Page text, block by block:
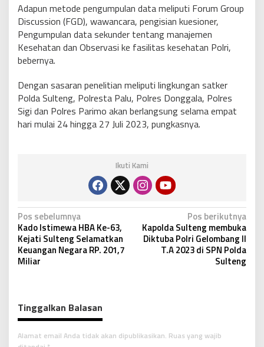
Adapun metode pengumpulan data meliputi Forum Group
Discussion (FGD), wawancara, pengisian kuesioner,
Pengumpulan data sekunder tentang manajemen
Kesehatan dan Observasi ke fasilitas kesehatan Polri,
bebernya.
Dengan sasaran penelitian meliputi lingkungan satker
Polda Sulteng, Polresta Palu, Polres Donggala, Polres
Sigi dan Polres Parimo akan berlangsung selama empat
hari mulai 24 hingga 27 Juli 2023, pungkasnya.
Ikuti Kami
N
a
v
i
a
s
i
Pos sebelumnya
Kado Istimewa HBA Ke-63,
Kejati Sulteng Selamatkan
Keuangan Negara RP. 201,7
Miliar
Pos berikutnya
Kapolda Sulteng membuka
Diktuba Polri Gelombang II
T.A 2023 di SPN Polda
Sulteng
Tinggalkan Balasan
Alamat email Anda tidak akan dipublikasikan. Ruas yang wajib